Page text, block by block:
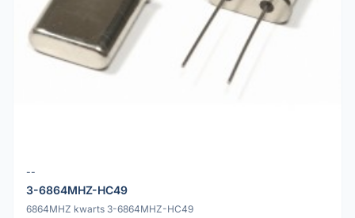
--
3-6864MHZ-HC49
6864MHZ kwarts 3-6864MHZ-HC49